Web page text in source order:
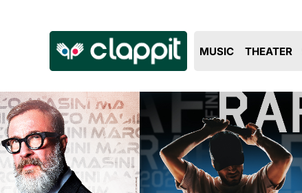
Clappit
biglietteria
MUSIC THEATER